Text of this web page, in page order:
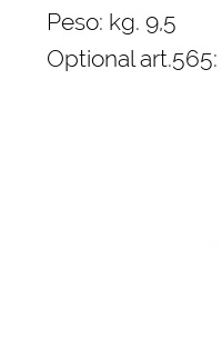
Peso: kg. 9,5
Optional